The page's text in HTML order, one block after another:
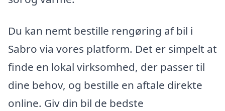
Du kan nemt bestille rengøring af bil i
Sabro via vores platform. Det er simpelt at
finde en lokal virksomhed, der passer til
dine behov, og bestille en aftale direkte
online. Giv din bil de bedste